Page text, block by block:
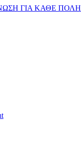
ΓΙΑ ΚΑΘΕ ΠΟΛΗ